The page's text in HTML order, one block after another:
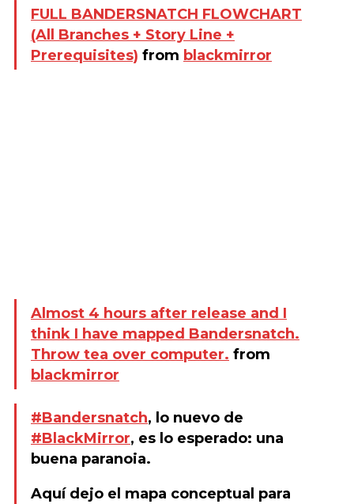
FULL BANDERSNATCH FLOWCHART
(All Branches + Story Line +
Prerequisites) from blackmirror
Almost 4 hours after release and I
think I have mapped Bandersnatch.
Throw tea over computer. from
blackmirror
#Bandersnatch, lo nuevo de
#BlackMirror, es lo esperado: una
buena paranoia.
Aquí dejo el mapa conceptual para